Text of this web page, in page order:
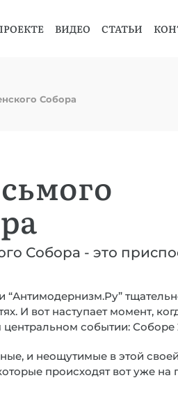
ВИДЕО СТАТЬИ
Собора
Собора - это
“Антимодернизм.Ру”
И вот наступает момент,
событии: Соборе
и неощутимые в этой своей
происходят вот уже на